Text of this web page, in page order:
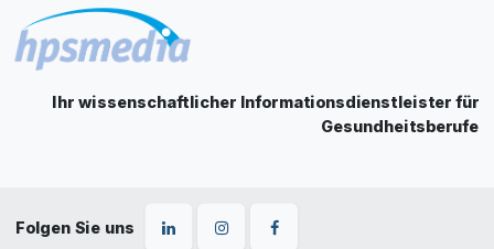
Ihr wissenschaftlicher Informationsdienstleister für
Gesundheitsberufe
Folgen Sie uns